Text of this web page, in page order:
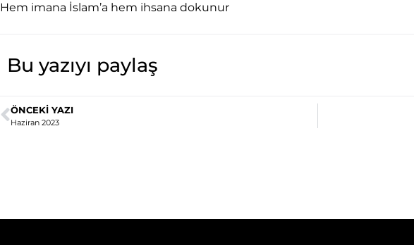
Hem imana İslam’a hem ihsana dokunur
Bu yazıyı paylaş
ÖNCEKI YAZI
Haziran 2023